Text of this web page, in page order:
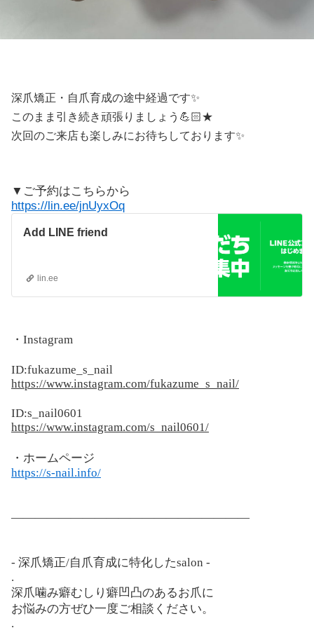
深爪矯正・自爪育成の途中経過です✨️
このまま引き続き頑張りましょう💪🏻★
次回のご来店も楽しみにお待ちしております✨️
▼ご予約はこちらから
https://lin.ee/jnUyxOq
Add LINE friend
lin.ee
・Instagram
ID:fukazume_s_nail
https://www.instagram.com/fukazume_s_nail/
ID:s_nail0601
https://www.instagram.com/s_nail0601/
・ホームページ
https://s-nail.info/
————————————————————
- 深爪矯正/自爪育成に特化したsalon -
.
深爪噛み癖むしり癖凹凸のあるお爪に
お悩みの方ぜひ一度ご相談ください。
.